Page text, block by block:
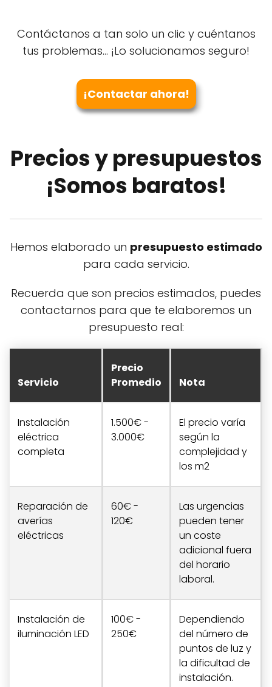
Contáctanos a tan solo un clic y cuéntanos
tus problemas... ¡Lo solucionamos seguro!
¡Contactar ahora!
Precios y presupuestos
¡Somos baratos!
Hemos elaborado un presupuesto estimado
para cada servicio.
Recuerda que son precios estimados, puedes
contactarnos para que te elaboremos un
presupuesto real:
Servicio
Precio
Promedio
Nota
Instalación
eléctrica
completa
1.500€ -
3.000€
El precio varía
según la
complejidad y
los m2
Reparación de
averías
eléctricas
60€ -
120€
Las urgencias
pueden tener
un coste
adicional fuera
del horario
laboral.
Instalación de
iluminación LED
100€ -
250€
Dependiendo
del número de
puntos de luz y
la dificultad de
instalación.